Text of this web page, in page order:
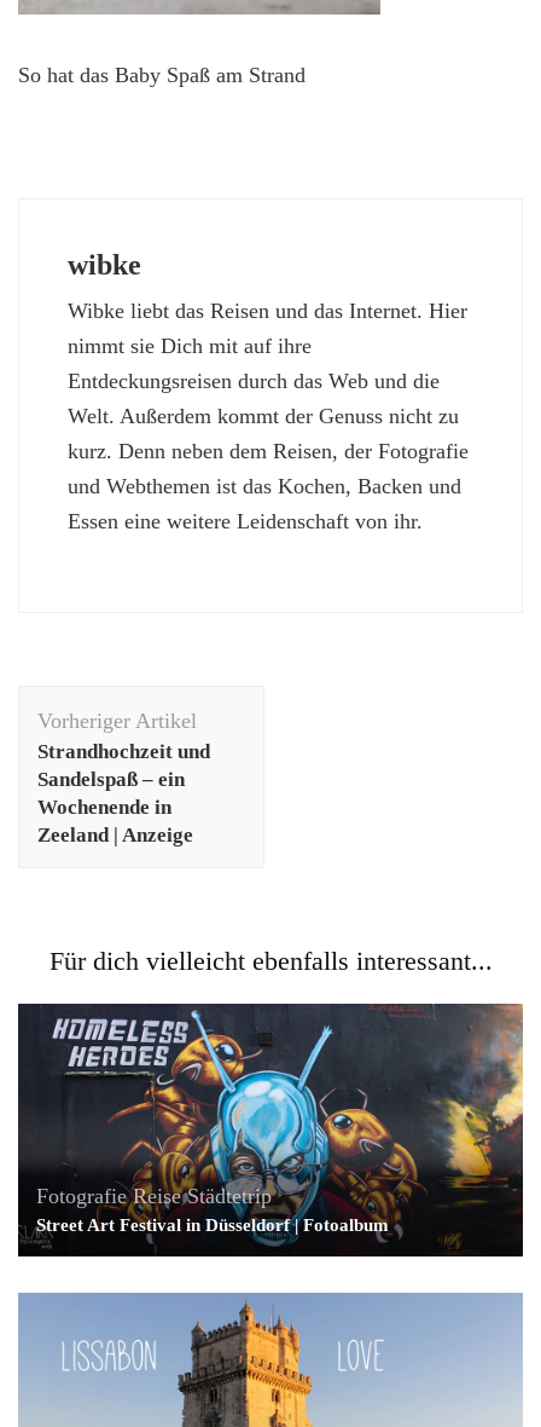
So hat das Baby Spaß am Strand
wibke
Wibke liebt das Reisen und das Internet. Hier
nimmt sie Dich mit auf ihre
Entdeckungsreisen durch das Web und die
Welt. Außerdem kommt der Genuss nicht zu
kurz. Denn neben dem Reisen, der Fotografie
und Webthemen ist das Kochen, Backen und
Essen eine weitere Leidenschaft von ihr.
Vorheriger Artikel
Strandhochzeit und
Sandelspaß – ein
Wochenende in
Zeeland | Anzeige
Für dich vielleicht ebenfalls interessant...
Fotografie Reise Städtetrip
Street Art Festival in Düsseldorf | Fotoalbum